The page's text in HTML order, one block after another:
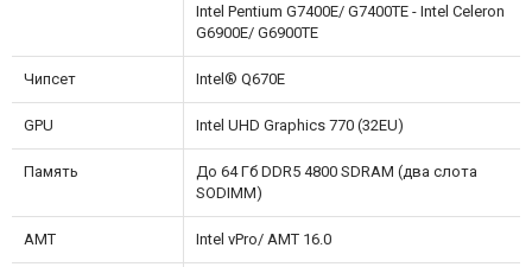
Intel Pentium G7400E/ G7400TE - Intel Celeron
G6900E/ G6900TE
Чипсет Intel® Q670E
GPU Intel UHD Graphics 770 (32EU)
Память
До 64 Гб DDR5 4800 SDRAM (два слота
SODIMM)
АМТ Intel vPro/ AMT 16.0